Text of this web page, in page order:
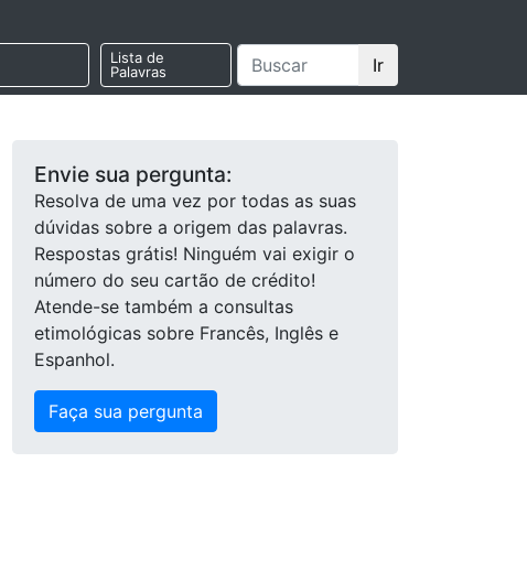
Lista de
Palavras
Ir
Envie sua pergunta:
Resolva de uma vez por todas as suas
dúvidas sobre a origem das palavras.
Respostas grátis! Ninguém vai exigir o
número do seu cartão de crédito!
Atende-se também a consultas
etimológicas sobre Francês, Inglês e
Espanhol.
Faça sua pergunta